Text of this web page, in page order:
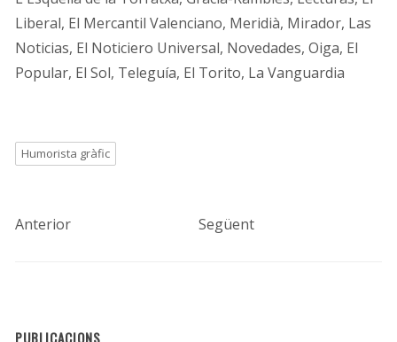
Liberal, El Mercantil Valenciano, Meridià, Mirador, Las
Noticias, El Noticiero Universal, Novedades, Oiga, El
Popular, El Sol, Teleguía, El Torito, La Vanguardia
Humorista gràfic
Anterior Següent
PUBLICACIONS